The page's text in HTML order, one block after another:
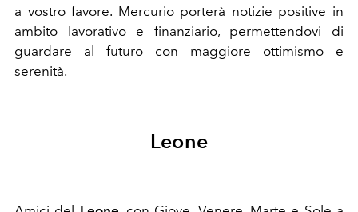
a vostro favore. Mercurio porterà notizie positive in
ambito lavorativo e finanziario, permettendovi di
guardare al futuro con maggiore ottimismo e
serenità.
Leone